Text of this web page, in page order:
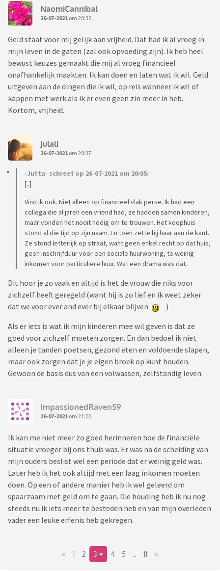
NaomiCannibal
26-07-2021 om 20:36
Geld staat voor mij gelijk aan vrijheid. Dat had ik al vroeg in
mijn leven in de gaten (zal ook opvoeding zijn). Ik heb heel
bewust keuzes gemaakt die mij al vroeg financieel
onafhankelijk maakten. Ik kan doen en laten wat ik wil. Geld
uitgeven aan de dingen die ik wil, op reis wanneer ik wil of
kappen met werk als ik er even geen zin meer in heb.
Kortom, vrijheid.
Julali
26-07-2021 om 20:37
-Jutta- schreef op 26-07-2021 om 20:05:
[..]
Vind ik ook. Niet alleen op financieel vlak perse. Ik had een
collega die al jaren een vriend had, ze hadden samen kinderen,
maar vonden het nooit nodig om te trouwen. Het koophuis
stond al die tijd op zijn naam. En toen zette hij haar aan de kant.
Ze stond letterlijk op straat, want geen enkel recht op dat huis,
geen inschrijfduur voor een sociale huurwoning, te weinig
inkomen voor particuliere huur. Wat een drama was dat.
Dit hoor je zo vaak en altijd is het de vrouw die niks voor
zichzelf heeft geregeld (want hij is zo lief en ik weet zeker
dat we voor ever and ever bij elkaar blijven
)
Als er iets is wat ik mijn kinderen mee wil geven is dat ze
goed voor zichzelf moeten zorgen. En dan bedoel ik niet
alleen je tanden poetsen, gezond eten en voldoende slapen,
maar ook zorgen dat je je eigen broek op kunt houden.
Gewoon de basis dus van een volwassen, zelfstandig leven.
ImpassionedRaven59
26-07-2021 om 21:00
Ik kan me niet meer zo goed herinneren hoe de financiële
situatie vroeger bij ons thuis was. Er was na de scheiding van
mijn ouders beslist wel een periode dat er weinig geld was.
Later heb ik het ook altijd met een laag inkomen moeten
doen. Op een of andere manier heb ik wel geleerd om
spaarzaam met geld om te gaan. Die houding heb ik nu nog
steeds nu ik iets meer te besteden heb en van mijn overleden
vader een leuke erfenis heb gekregen.
« 1 2 3 4 5 11 »